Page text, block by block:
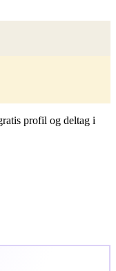
profil og deltag i